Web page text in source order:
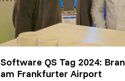
Software QS Tag 2024:
am Frankfurter Airport